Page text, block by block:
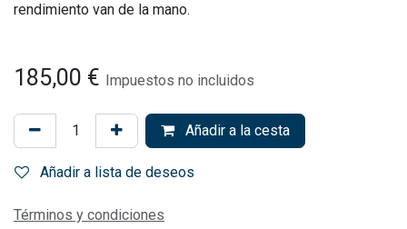
rendimiento van de la mano.
185,00 € Impuestos no incluidos
Añadir a la cesta
Añadir a lista de deseos
Términos y condiciones